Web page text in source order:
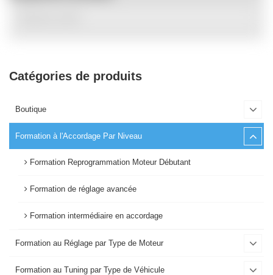
Catégories de produits
Boutique
Formation à l'Accordage Par Niveau
Formation Reprogrammation Moteur Débutant
Formation de réglage avancée
Formation intermédiaire en accordage
Formation au Réglage par Type de Moteur
Formation au Tuning par Type de Véhicule